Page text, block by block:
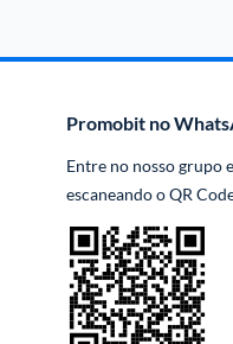
Promobit no
Entre no nosso grupo
escaneando o QR